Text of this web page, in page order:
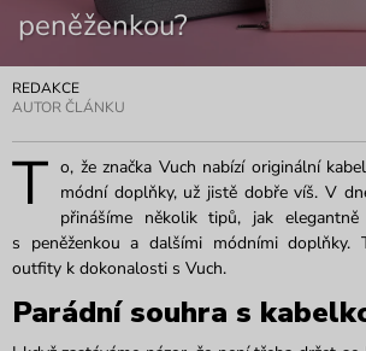
peněženkou?
REDAKCE
AUTOR ČLÁNKU
T o, že značka Vuch nabízí originální
módní doplňky, už jistě dobře víš. V
přinášíme několik tipů, jak elegantně
s peněženkou a dalšími módními doplňky.
outfity k dokonalosti s Vuch.
Parádní souhra s